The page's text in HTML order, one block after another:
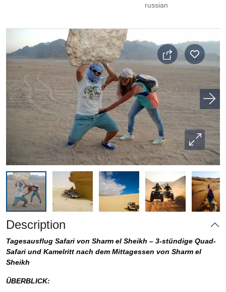
russian
Description
Tagesausflug Safari von Sharm el Sheikh – 3-stündige Quad-
Safari und Kamelritt nach dem Mittagessen von Sharm el
Sheikh
ÜBERBLICK: